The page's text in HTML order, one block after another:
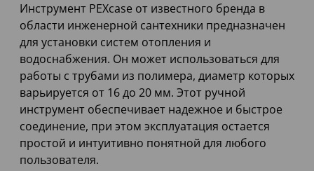
Инструмент PEXcase от известного бренда в
области инженерной сантехники предназначен
для установки систем отопления и
водоснабжения. Он может использоваться для
работы с трубами из полимера, диаметр которых
варьируется от 16 до 20 мм. Этот ручной
инструмент обеспечивает надежное и быстрое
соединение, при этом эксплуатация остается
простой и интуитивно понятной для любого
пользователя.